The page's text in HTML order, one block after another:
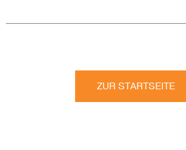
ZUR STARTSEITE